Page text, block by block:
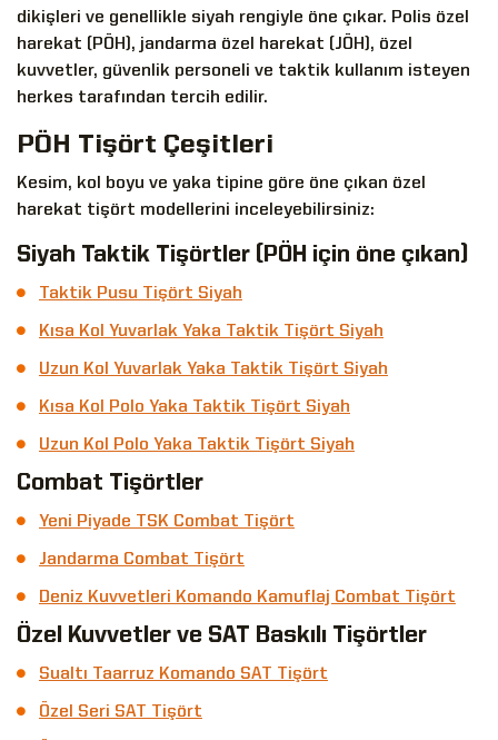
dikişleri ve genellikle siyah rengiyle öne çıkar. Polis özel
harekat (PÖH), jandarma özel harekat (JÖH), özel
kuvvetler, güvenlik personeli ve taktik kullanım isteyen
herkes tarafından tercih edilir.
PÖH Tişört Çeşitleri
Kesim, kol boyu ve yaka tipine göre öne çıkan özel
harekat tişört modellerini inceleyebilirsiniz:
Siyah Taktik Tişörtler (PÖH için öne çıkan)
Taktik Pusu Tişört Siyah
Kısa Kol Yuvarlak Yaka Taktik Tişört Siyah
Uzun Kol Yuvarlak Yaka Taktik Tişört Siyah
Kısa Kol Polo Yaka Taktik Tişört Siyah
Uzun Kol Polo Yaka Taktik Tişört Siyah
Combat Tişörtler
Yeni Piyade TSK Combat Tişört
Jandarma Combat Tişört
Deniz Kuvvetleri Komando Kamuflaj Combat Tişört
Özel Kuvvetler ve SAT Baskılı Tişörtler
Sualtı Taarruz Komando SAT Tişört
Özel Seri SAT Tişört